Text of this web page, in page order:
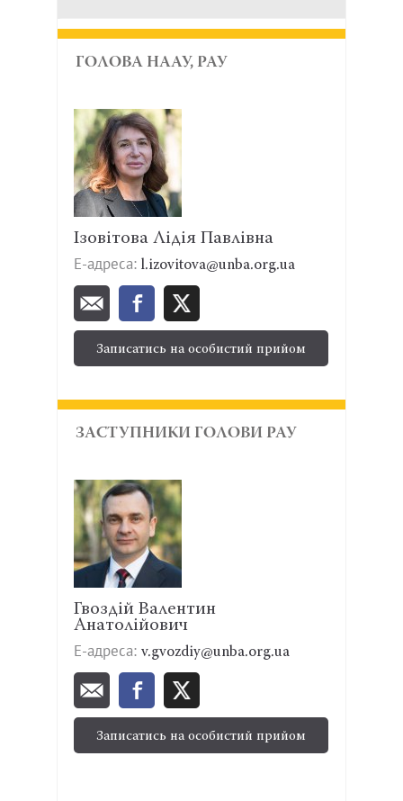
ГОЛОВА НААУ, РАУ
Ізовітова Лідія Павлівна
Е-адреса: l.izovitova@unba.org.ua
Записатись на особистий прийом
ЗАСТУПНИКИ ГОЛОВИ РАУ
Гвоздій Валентин
Анатолійович
Е-адреса: v.gvozdiy@unba.org.ua
Записатись на особистий прийом